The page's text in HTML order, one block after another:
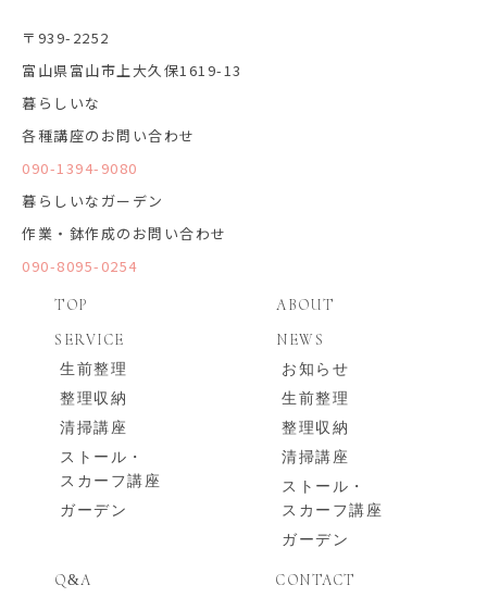
〒939-2252
富山県富山市上大久保1619-13
暮らしいな
各種講座のお問い合わせ
090-1394-9080
暮らしいなガーデン
作業・鉢作成のお問い合わせ
090-8095-0254
TOP
ABOUT
SERVICE
生前整理
整理収納
清掃講座
ストール・
スカーフ講座
ガーデン
NEWS
お知らせ
生前整理
整理収納
清掃講座
ストール・
スカーフ講座
ガーデン
Q&A CONTACT